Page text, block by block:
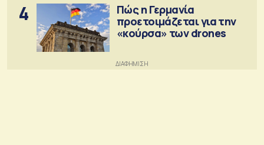
4
Πώς η Γερμανία
προετοιμάζεται για την
«κούρσα» των drones